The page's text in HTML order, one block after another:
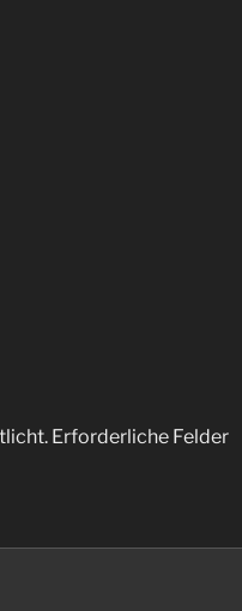
Erforderliche Felder